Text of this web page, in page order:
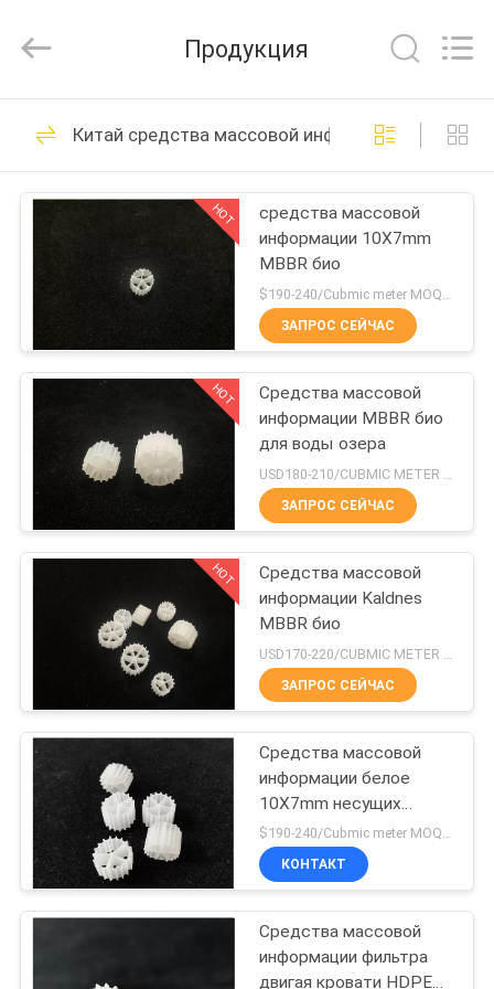
ДОМОЙ
ПРОДУКТЫ
ЭКСКУРСИЯ
ЗАВОДУ
КОНТРОЛЬ
КАЧЕСТВА
СВЯЖИТЕСЬ
НАМИ
ЗАПРОСИТЕ
ЦИТАТУ
КАРТА
САЙТА
CO.,LTD.
Developed
средства
массовой
информации
biofilter mbbr
23
средства
массовой
информации мббр
био
22
Средства
массовой
информации
фильтра Мббр
средства
массовой
информации
22
Продукция
Китай средства массовой информации мббр
HOT
средства массовой
информации 10X7mm
MBBR био
$190-240/Cubmic meter MOQ:1CubmicMeter
ЗАПРОС СЕЙЧАС
HOT
Средства массовой
информации MBBR био
для воды озера
ЗАПРОС СЕЙЧАС
HOT
Средства массовой
информации Kaldnes
MBBR био
ЗАПРОС СЕЙЧАС
Средства массовой
информации белое
10X7mm несущих
MBBR HDPE
девственницы био био
$190-240/Cubmic meter MOQ:1CubmicMeter
КОНТАКТ
Средства массовой
информации фильтра
двигая кровати HDPE